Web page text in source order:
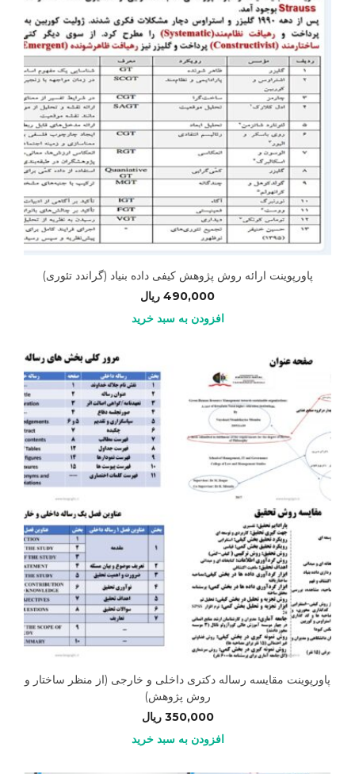
پاورپوینت ارائه روش پژوهش کیفی داده بنیاد (گراندد تئوری)
490,000 ریال
افزودن به سبد خرید
پاورپوینت مقایسه رساله دکتری داخلی و خارجی (از منظر ساختار و
روش پژوهش)
350,000 ریال
افزودن به سبد خرید